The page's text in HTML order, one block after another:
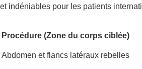
et indéniables pour les patients
Procédure (Zone du corps ciblée)
Abdomen et flancs latéraux rebelles